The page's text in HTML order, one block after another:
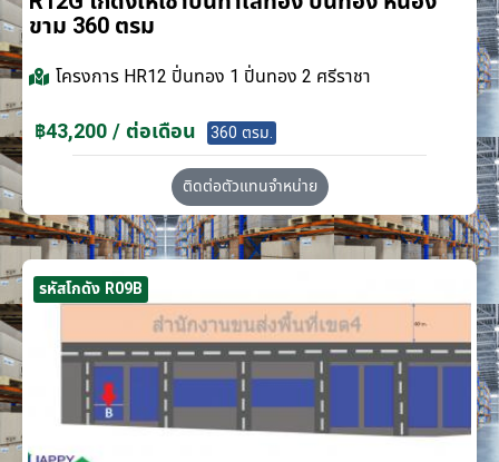
ขาม 360 ตรม
โครงการ HR12 ปิ่นทอง 1 ปิ่นทอง 2 ศรีราชา
฿43,200 / ต่อเดือน 360 ตรม.
ติดต่อตัวแทนจำหน่าย
รหัสโกดัง R09B